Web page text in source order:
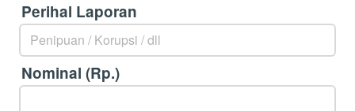
Perihal Laporan
Nominal (Rp.)